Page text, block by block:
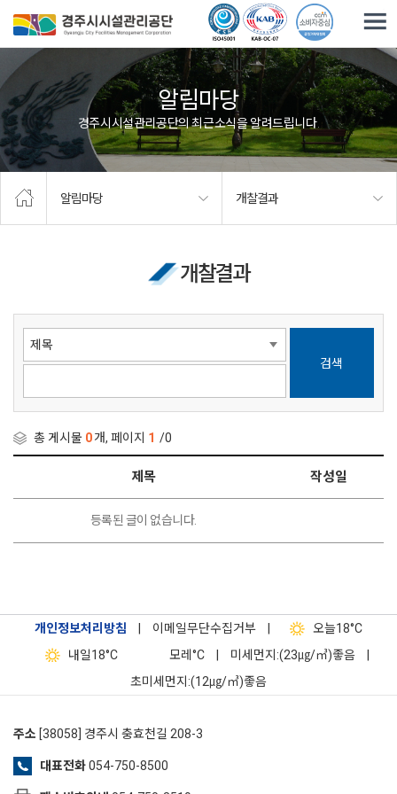
알림마당
경주시시설관리공단의 최근소식을 알려드립니다.
알림마당 개찰결과
개찰결과
검색
총 게시물 0개, 페이지 1 /0
제목 작성일
등록된 글이 없습니다.
개인정보처리방침 이메일무단수집거부 오늘18°C
내일18°C 모레 °C 미세먼지:(23㎍/㎥)좋음
초미세먼지:(12㎍/㎥)좋음
주소 [38058] 경주시 충효천길 208-3
대표전화054-750-8500